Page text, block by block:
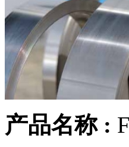
产品名称 :